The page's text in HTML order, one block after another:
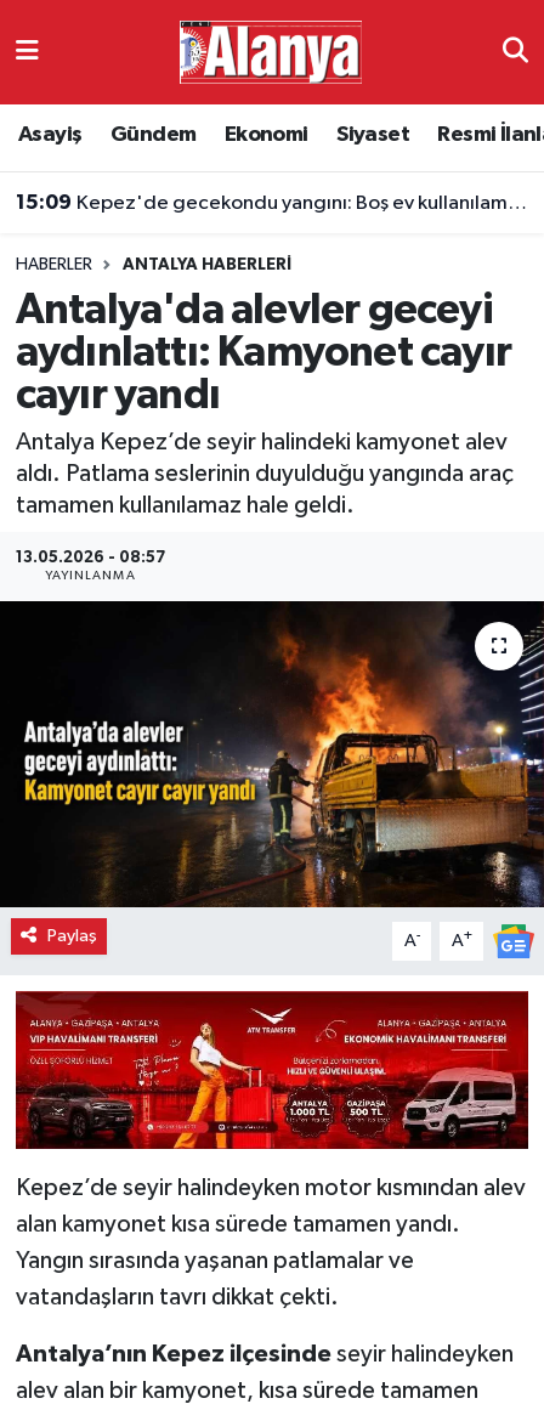
Asayiş Gündem Ekonomi Siyaset Resmi
15:09 Kepez'de gecekondu yangını: Boş ev kullanılamaz hale geldi
HABERLER ANTALYA HABERLERI
Antalya'da alevler geceyi
aydınlattı: Kamyonet cayır
cayır yandı
Antalya Kepez’de seyir halindeki kamyonet alev
aldı. Patlama seslerinin duyulduğu yangında araç
tamamen kullanılamaz hale geldi.
13.05.2026 - 08:57
YAYINLANMA
Paylaş A- A+
Kepez’de seyir halindeyken motor kısmından alev
alan kamyonet kısa sürede tamamen yandı.
Yangın sırasında yaşanan patlamalar ve
vatandaşların tavrı dikkat çekti.
Antalya’nın Kepez ilçesindeseyir halindeyken
alev alan bir kamyonet, kısa sürede tamamen
Ekonomi
Resmi İlanlar
Alanyaspor
Turizm
Antalya Namaz Vakitleri
Süper Lig Puan Durumu ve Fikstür
Tüm Manşetler
Son Dakika Haberleri